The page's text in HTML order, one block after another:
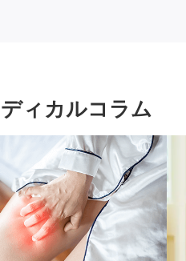
ィカルコラム